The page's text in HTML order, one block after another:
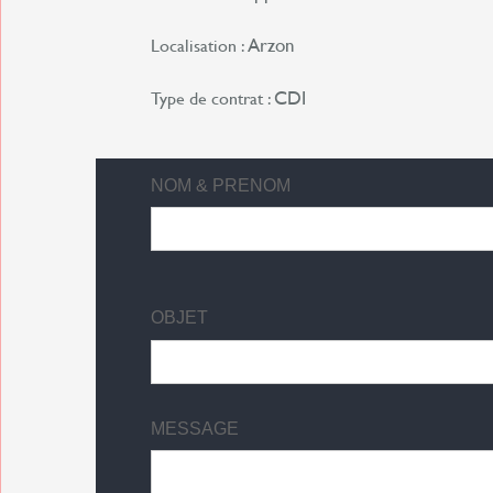
Localisation :Arzon
Type de contrat :CDI
NOM & PRENOM
OBJET
MESSAGE